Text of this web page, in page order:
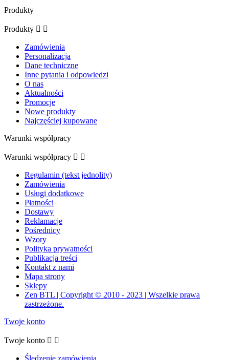
Produkty
Produkty  
Zamówienia
Personalizacja
Dane techniczne
Inne pytania i odpowiedzi
O nas
Aktualności
Promocje
Nowe produkty
Najczęściej kupowane
Warunki współpracy
Warunki współpracy  
Regulamin (tekst jednolity)
Zamówienia
Usługi dodatkowe
Płatności
Dostawy
Reklamacje
Pośrednicy
Wzory
Polityka prywatności
Publikacja treści
Kontakt z nami
Mapa strony
Sklepy
Zen BTL | Copyright © 2010 - 2023 | Wszelkie prawa
zastrzeżone.
Twoje konto
Twoje konto  